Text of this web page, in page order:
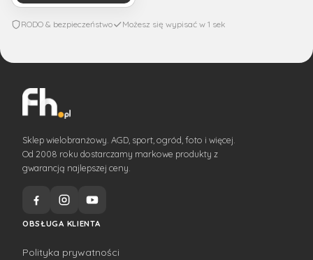
RODO & bezpieczeństwo Możesz się wypisać w 1 sek
Sklep wielobranżowy. AGD, sport, ogród, foto i więcej.
Od 2008 roku dostarczamy markowe produkty z
gwarancją najlepszej ceny.
OBSŁUGA KLIENTA
Polityka prywatności